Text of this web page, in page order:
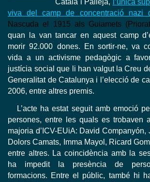
Català i Pallejà,
l’única
viva del camp de concentració nazi
Nascuda el 1915 als Guiamets
quan la van tancar en aquest camp
morir 92.000 dones. En sortir-ne, va
vida a un activisme pedagògic a
justícia social que li han valgut la Creu
Generalitat de Catalunya i l’elecció de
2006, entre altres premis.
L’acte ha estat seguit amb emoció
persones, entre les quals es trobaven
majoria d’ICV-EUiA: David Companyón,
Dolors Camats, Imma Mayol, Ricard
entre altres. La coincidència amb la
ha impedit la presència de
formacions. Entre el públic, també hi